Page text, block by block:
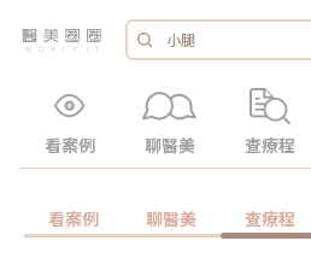
看案例 聊醫美 查療程
看案例 聊醫美 查療程